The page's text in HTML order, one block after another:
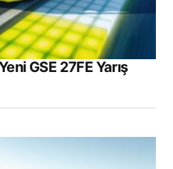
GSE 27FE Yarış